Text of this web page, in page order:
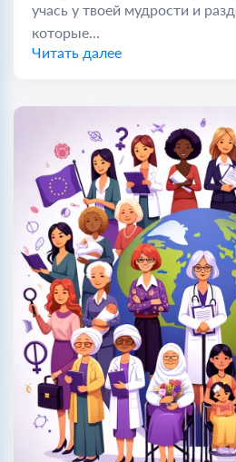
учась у твоей мудрости и
которые...
Читать далее